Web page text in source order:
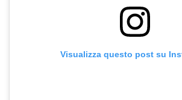
Visualizza questo post su